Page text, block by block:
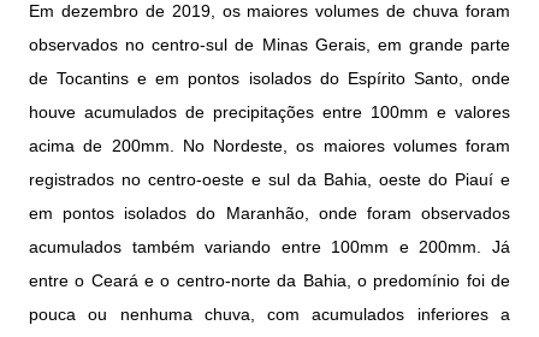
Em dezembro de 2019, os maiores volumes de chuva foram
observados no centro-sul de Minas Gerais, em grande parte
de Tocantins e em pontos isolados do Espírito Santo, onde
houve acumulados de precipitações entre 100mm e valores
acima de 200mm. No Nordeste, os maiores volumes foram
registrados no centro-oeste e sul da Bahia, oeste do Piauí e
em pontos isolados do Maranhão, onde foram observados
acumulados também variando entre 100mm e 200mm. Já
entre o Ceará e o centro-norte da Bahia, o predomínio foi de
pouca ou nenhuma chuva, com acumulados inferiores a